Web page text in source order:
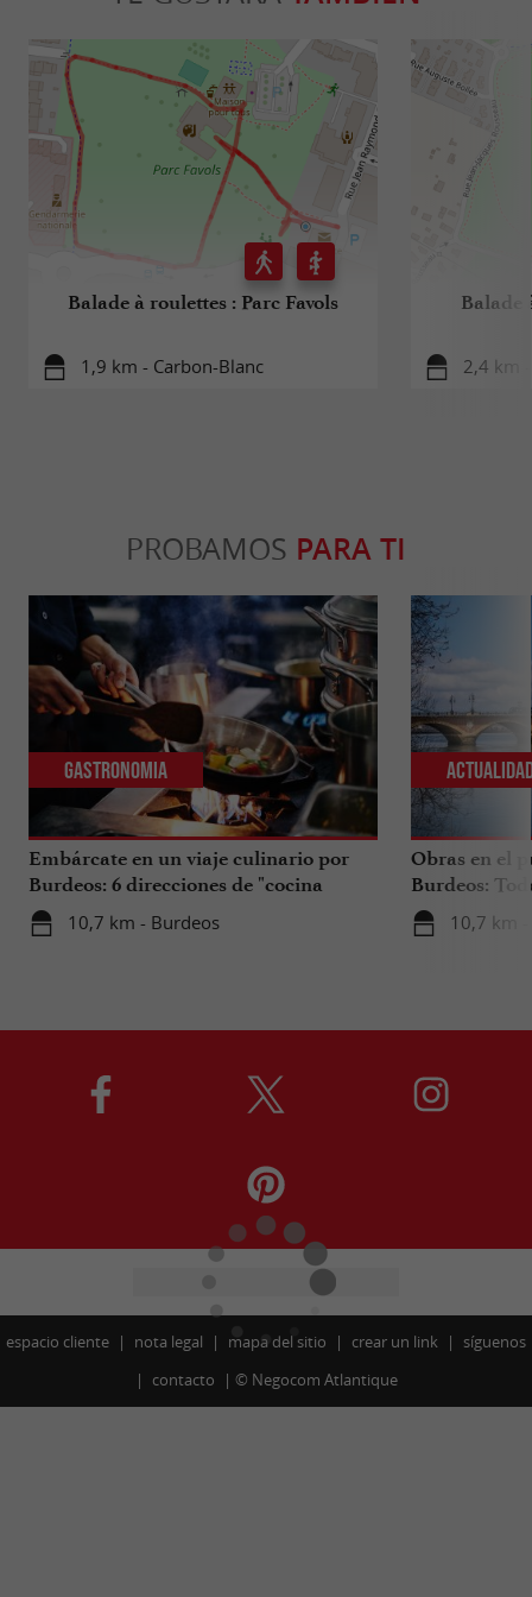
Balade à roulettes : Parc Favols
1,9 km - Carbon-Blanc
Balade
2,4 km
PROBAMOS PARA TI
Embárcate en un viaje culinario por
Burdeos: 6 direcciones de "cocina
internacional"
10,7 km - Burdeos
Gastronomia
Obras en el
Burdeos:
tus viajes en
10,7 km
espacio cliente nota legal mapa del sitio crear un link
síguenos
contacto
© Negocom Atlantique